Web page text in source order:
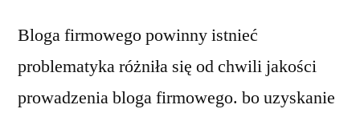
Bloga firmowego powinny istnieć
problematyka różniła się od chwili jakości
prowadzenia bloga firmowego. bo uzyskanie